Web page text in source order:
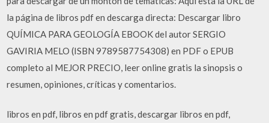
la página de libros pdf en descarga directa: Descargar libro
QUÍMICA PARA GEOLOGÍA EBOOK del autor SERGIO
GAVIRIA MELO (ISBN 9789587754308) en PDF o EPUB
completo al MEJOR PRECIO, leer online gratis la sinopsis o
resumen, opiniones, críticas y comentarios.
libros en pdf, libros en pdf gratis, descargar libros en pdf,